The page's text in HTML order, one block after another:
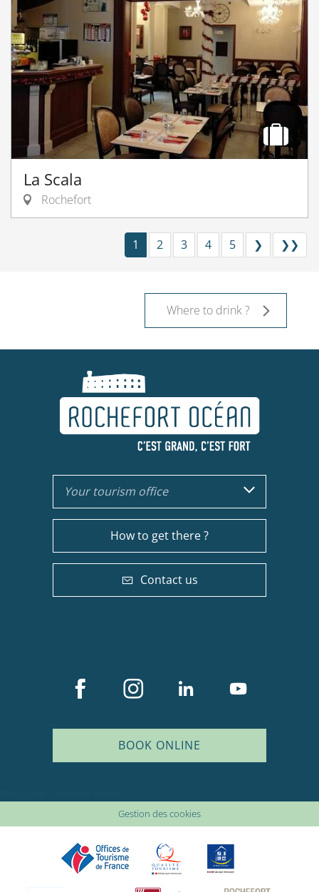
La Scala
Rochefort
1 2 3 4 5 ❯ ❯❯
Where to drink ?
Your tourism office
How to get there ?
Contact us
BOOK ONLINE
Gestion des cookies